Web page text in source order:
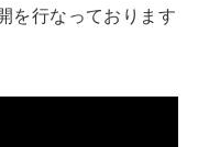
を行なっております